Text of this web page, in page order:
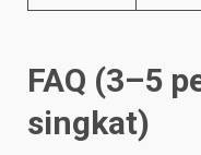
FAQ (3–5
singkat)